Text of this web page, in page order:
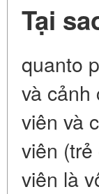
Tại
quanto
và cảnh
viên và
viên
viên là